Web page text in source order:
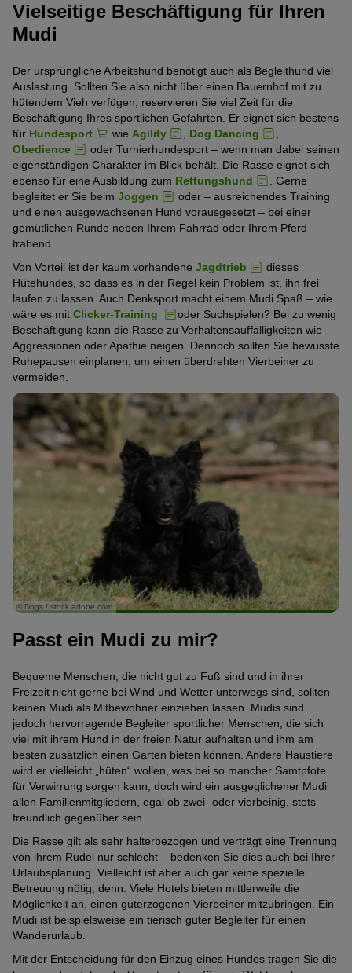
Vielseitige Beschäftigung für Ihren
Mudi
Der ursprüngliche Arbeitshund benötigt auch als Begleithund viel
Auslastung. Sollten Sie also nicht über einen Bauernhof mit zu
hütendem Vieh verfügen, reservieren Sie viel Zeit für die
Beschäftigung Ihres sportlichen Gefährten. Er eignet sich bestens
für Hundesport wie Agility Dog Dancing
Obedience
oder Turnierhundesport – wenn man dabei seinen
eigenständigen Charakter im Blick behält. Die Rasse eignet sich
ebenso für eine Ausbildung zum Rettungshund
. Gerne
begleitet er Sie beim Joggen
oder – ausreichendes Training
und einen ausgewachsenen Hund vorausgesetzt – bei einer
gemütlichen Runde neben Ihrem Fahrrad oder Ihrem Pferd
trabend.
Von Vorteil ist der kaum vorhandene Jagdtrieb
dieses
Hütehundes, so dass es in der Regel kein Problem ist, ihn frei
laufen zu lassen. Auch Denksport macht einem Mudi Spaß – wie
wäre es mit Clicker-Training
oder Suchspielen? Bei zu wenig
Beschäftigung kann die Rasse zu Verhaltensauffälligkeiten wie
Aggressionen oder Apathie neigen. Dennoch sollten Sie bewusste
Ruhepausen einplanen, um einen überdrehten Vierbeiner zu
vermeiden.
© Dogs / stock.adobe.com
Passt ein Mudi zu mir?
Bequeme Menschen, die nicht gut zu Fuß sind und in ihrer
Freizeit nicht gerne bei Wind und Wetter unterwegs sind, sollten
keinen Mudi als Mitbewohner einziehen lassen. Mudis sind
jedoch hervorragende Begleiter sportlicher Menschen, die sich
viel mit ihrem Hund in der freien Natur aufhalten und ihm am
besten zusätzlich einen Garten bieten können. Andere Haustiere
wird er vielleicht „hüten“ wollen, was bei so mancher Samtpfote
für Verwirrung sorgen kann, doch wird ein ausgeglichener Mudi
allen Familienmitgliedern, egal ob zwei- oder vierbeinig, stets
freundlich gegenüber sein.
Die Rasse gilt als sehr halterbezogen und verträgt eine Trennung
von ihrem Rudel nur schlecht – bedenken Sie dies auch bei Ihrer
Urlaubsplanung. Vielleicht ist aber auch gar keine spezielle
Betreuung nötig, denn: Viele Hotels bieten mittlerweile die
Möglichkeit an, einen guterzogenen Vierbeiner mitzubringen. Ein
Mudi ist beispielsweise ein tierisch guter Begleiter für einen
Wanderurlaub.
Mit der Entscheidung für den Einzug eines Hundes tragen Sie die